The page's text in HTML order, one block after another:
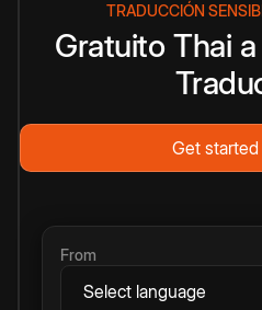
TRADUCCIÓN
Gratuito Thai a
Get
From